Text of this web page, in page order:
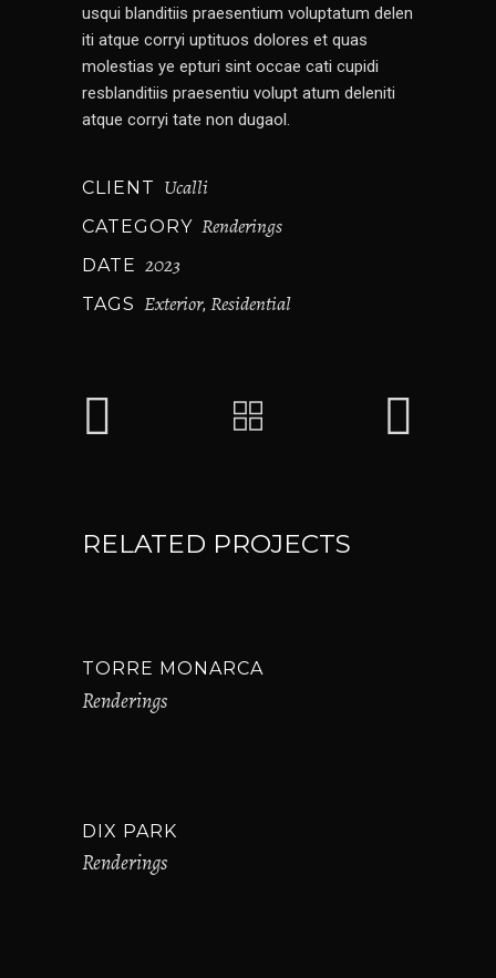
usqui blanditiis praesentium voluptatum delen
iti atque corryi uptituos dolores et quas
molestias ye epturi sint occae cati cupidi
resblanditiis praesentiu volupt atum deleniti
atque corryi tate non dugaol.
CLIENT Ucalli
CATEGORY Renderings
DATE 2023
TAGS Exterior, Residential
RELATED PROJECTS
TORRE MONARCA
Renderings
DIX PARK
Renderings